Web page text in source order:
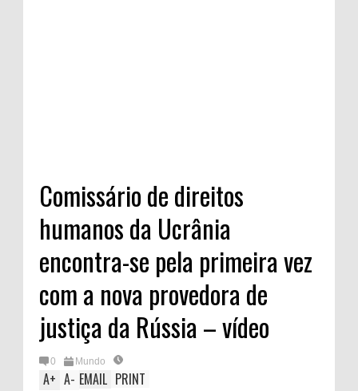
Comissário de direitos
humanos da Ucrânia
encontra-se pela primeira vez
com a nova provedora de
justiça da Rússia – vídeo
0 Mundo
A+ A- EMAIL PRINT